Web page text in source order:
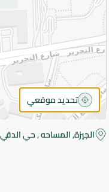
تحديد موقعي
الجيزة, المساحه , حي الدقي